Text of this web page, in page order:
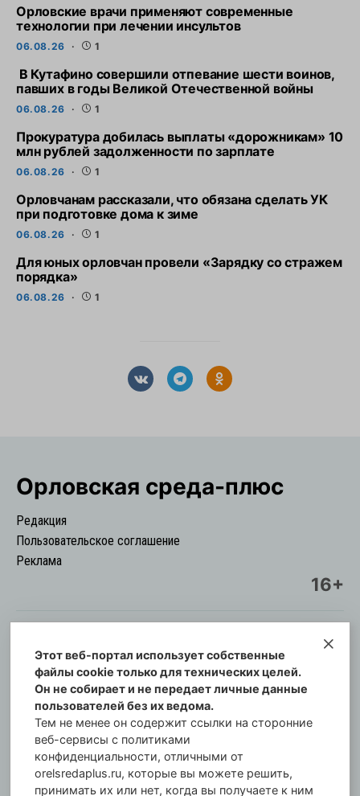
Орловские врачи применяют современные
технологии при лечении инсультов
06.08.26 1
В Кутафино совершили отпевание шести воинов,
павших в годы Великой Отечественной войны
06.08.26 1
Прокуратура добилась выплаты «дорожникам» 10
млн рублей задолженности по зарплате
06.08.26 1
Орловчанам рассказали, что обязана сделать УК
при подготовке дома к зиме
06.08.26 1
Для юных орловчан провели «Зарядку со стражем
порядка»
06.08.26 1
Орловская cреда-плюс
Редакция
Пользовательское соглашение
Реклама
16+
© Информационный городской портал
Орловская cреда-плюс, 2021-2026
Свидетельство о регистрации СМИ: ПИ №57-
00254 от 29 октября 2013 г.
Газета зарегистрирована Управлением
Федеральной службы по надзору в сфере связи,
информационных технологий и массовых
Этот веб-портал использует собственные
файлы cookie только для технических целей.
Он не собирает и не передает личные данные
пользователей без их ведома.
Тем не менее он содержит ссылки на сторонние
веб-сервисы с политиками
конфиденциальности, отличными от
orelsredaplus.ru, которые вы можете решить,
принимать их или нет, когда вы получаете к ним